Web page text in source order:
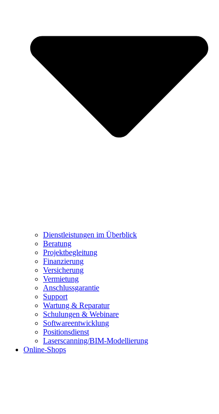
Dienstleistungen im Überblick
Beratung
Projektbegleitung
Finanzierung
Versicherung
Vermietung
Anschlussgarantie
Support
Wartung & Reparatur
Schulungen & Webinare
Softwareentwicklung
Positionsdienst
Laserscanning/BIM-Modellierung
Online-Shops